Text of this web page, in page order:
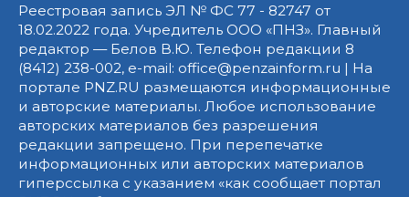
Реестровая запись ЭЛ № ФС 77 - 82747 от
18.02.2022 года. Учредитель ООО «ПНЗ». Главный
редактор — Белов В.Ю. Телефон редакции 8
(8412) 238-002, e-mail: office@penzainform.ru | На
портале PNZ.RU размещаются информационные
и авторские материалы. Любое использование
авторских материалов без разрешения
редакции запрещено. При перепечатке
информационных или авторских материалов
гиперссылка с указанием «как сообщает портал